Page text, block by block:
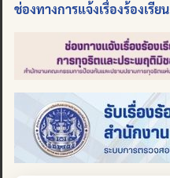
ช่องทางการแจ้งเรื่องร้องเรียน